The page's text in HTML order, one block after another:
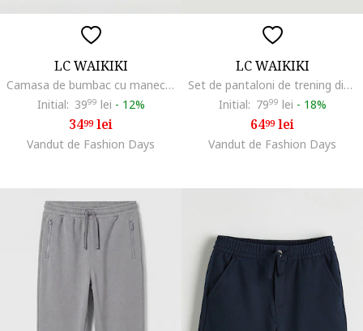
LC WAIKIKI
Camasa de bumbac cu maneci scurte, Bej
Initial: 3999 lei - 12%
3499lei
Vandut de Fashion Days
LC WAIKIKI
Set de pantaloni de trening din amestec de bumbac - 2 piese, Maro inchis/Crem
Initial: 7999 lei - 18%
6499lei
Vandut de Fashion Days